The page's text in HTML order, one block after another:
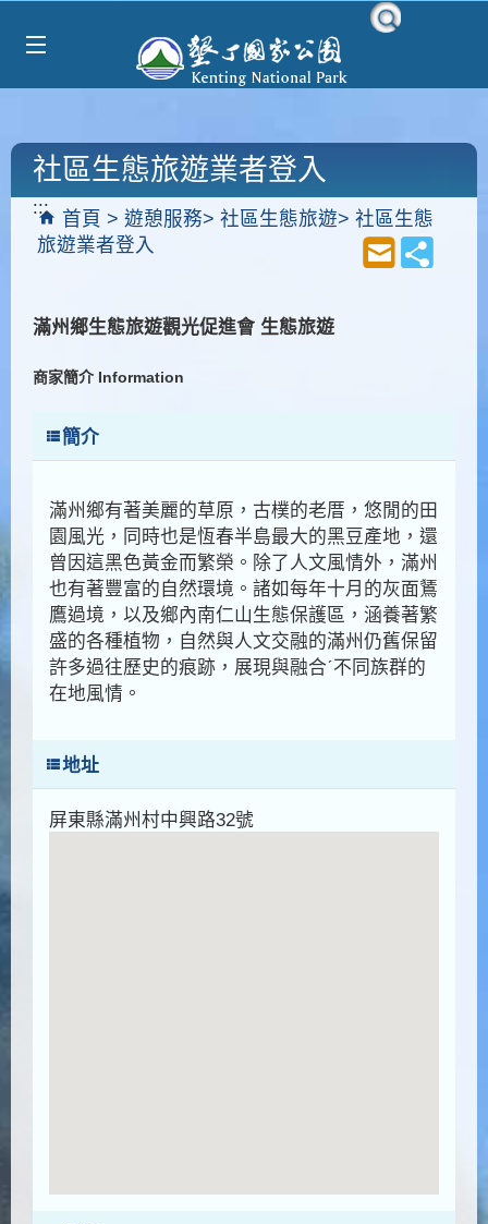
:::
首頁 遊憩服務 社區生態旅遊
社區生態
旅遊業者登入
社區生態旅遊業者登入
滿州鄉生態旅遊觀光促進會 生態旅遊
商家簡介 Information
簡介
滿州鄉有著美麗的草原，古樸的老厝，悠閒的田
園風光，同時也是恆春半島最大的黑豆產地，還
曾因這黑色黃金而繁榮。除了人文風情外，滿州
也有著豐富的自然環境。諸如每年十月的灰面鵟
鷹過境，以及鄉內南仁山生態保護區，涵養著繁
盛的各種植物，自然與人文交融的滿州仍舊保留
許多過往歷史的痕跡，展現與融合ˊ不同族群的
在地風情。
地址
屏東縣滿州村中興路32號